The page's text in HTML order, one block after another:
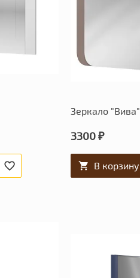
Зеркало "Вива"
3300 ₽
В корзину